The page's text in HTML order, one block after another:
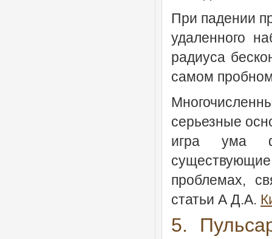
При падении
удаленного
радиуса
самом
серьезные
игра ума
проблемах,
статьи А Д.А.
5.